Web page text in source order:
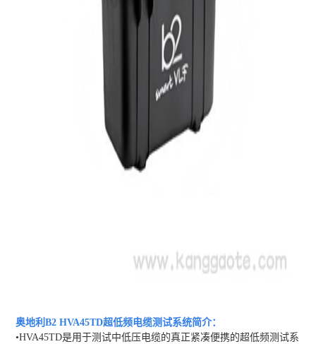
奥地利B2 HVA45TD超低频电缆测试系统简介：
•HVA45TD是用于测试中低压电缆的真正紧凑便携的超低频测试系